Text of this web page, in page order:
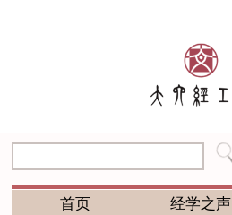
首页 经学之声